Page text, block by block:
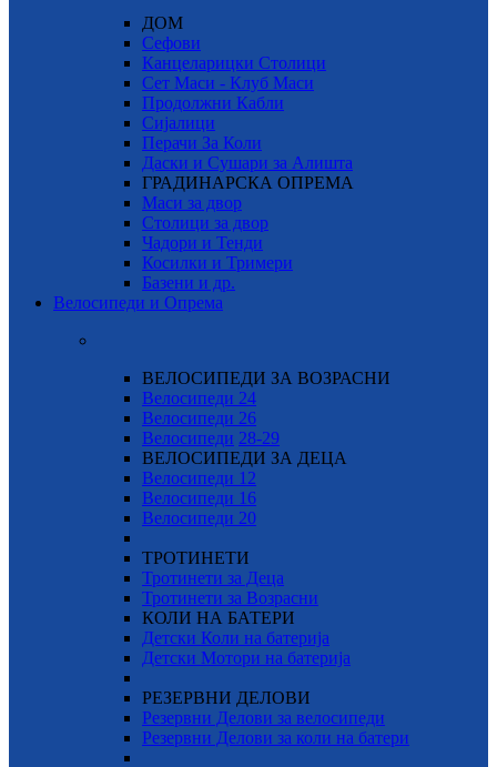
ДОМ
Сефови
Канцеларицки Столици
Сет Маси - Клуб Маси
Продолжни Кабли
Сијалици
Перачи За Коли
Даски и Сушари за Алишта
ГРАДИНАРСКА ОПРЕМА
Маси за двор
Столици за двор
Чадори и Тенди
Косилки и Тримери
Базени и др.
Велосипеди и Опрема
ВЕЛОСИПЕДИ ЗА ВОЗРАСНИ
Велосипеди 24
Велосипеди 26
Велосипеди 28-29
ВЕЛОСИПЕДИ ЗА ДЕЦА
Велосипеди 12
Велосипеди 16
Велосипеди 20
ТРОТИНЕТИ
Тротинети за Деца
Тротинети за Возрасни
КОЛИ НА БАТЕРИ
Детски Коли на батерија
Детски Мотори на батерија
РЕЗЕРВНИ ДЕЛОВИ
Резервни Делови за велосипеди
Резервни Делови за коли на батери